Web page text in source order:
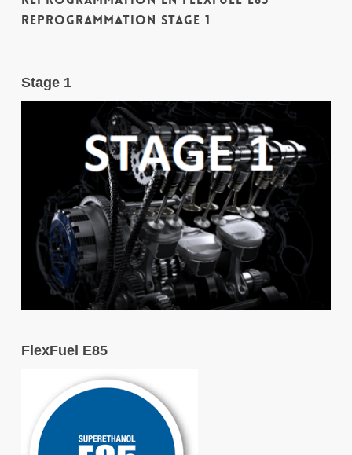
Reprogrammation Stage 1
Stage 1
FlexFuel E85